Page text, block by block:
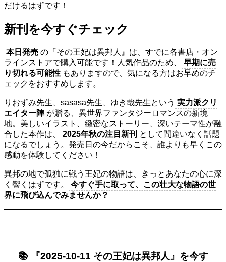
だけるはずです！
新刊を今すぐチェック
本日発売 の『その王妃は異邦人』は、すでに各書店・オン
ラインストアで購入可能です！人気作品のため、
早期に売
り切れる可能性 もありますので、気になる方はお早めのチ
ェックをおすすめします。
りおずみ先生、sasasa先生、ゆき哉先生という 実力派クリ
エイター陣 が贈る、異世界ファンタジーロマンスの新境
地。美しいイラスト、緻密なストーリー、深いテーマ性が融
合した本作は、
2025年秋の注目新刊 として間違いなく話題
になるでしょう。発売日の今だからこそ、誰よりも早くこの
感動を体験してください！
異邦の地で孤独に戦う王妃の物語は、きっとあなたの心に深
く響くはずです。
今すぐ手に取って、この壮大な物語の世
界に飛び込んでみませんか？
📚 『2025-10-11 その王妃は異邦人』を今す